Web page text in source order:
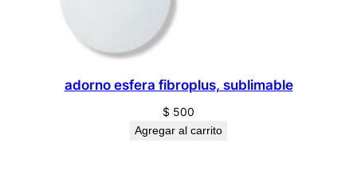
adorno esfera fibroplus, sublimable
$ 500
Agregar al carrito